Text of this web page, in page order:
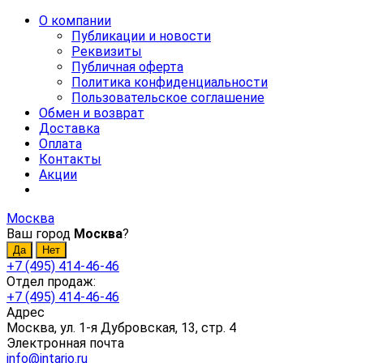
О компании
Публикации и новости
Реквизиты
Публичная оферта
Политика конфиденциальности
Пользовательское соглашение
Обмен и возврат
Доставка
Оплата
Контакты
Акции
Москва
Ваш город Москва?
+7 (495) 414-46-46
Отдел продаж:
+7 (495) 414-46-46
Адрес
Москва, ул. 1-я Дубровская, 13, стр. 4
Электронная почта
info@intario.ru